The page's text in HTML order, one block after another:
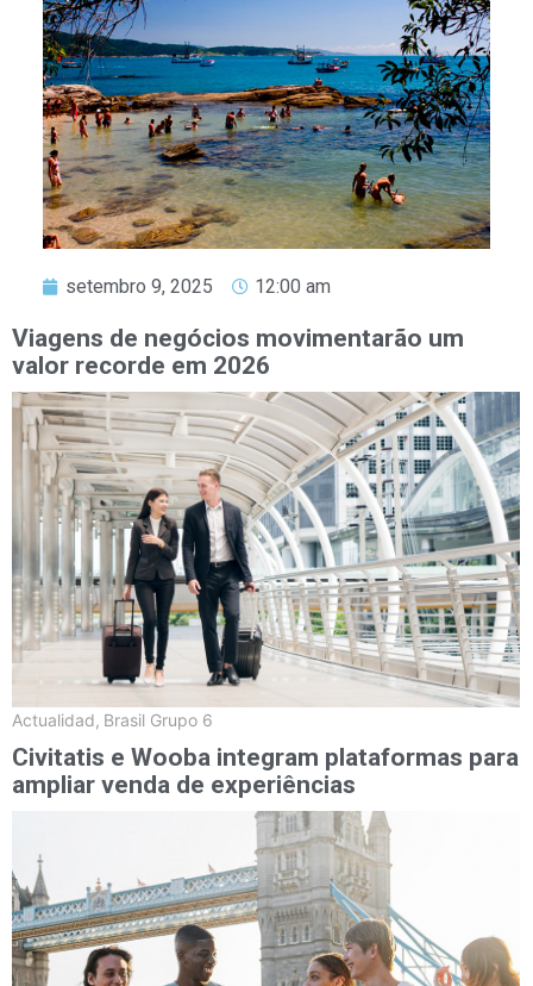
setembro 9, 2025 12:00 am
Viagens de negócios movimentarão um
valor recorde em 2026
Actualidad, Brasil Grupo 6
Civitatis e Wooba integram plataformas para
ampliar venda de experiências